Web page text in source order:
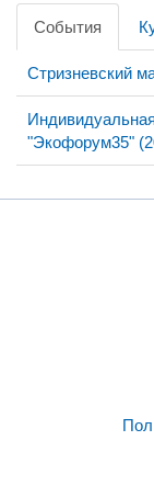
События
Стризневский
"Экофорум35"